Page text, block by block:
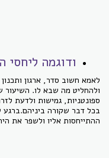
ודוגמה ליחסי
לאמא חשוב סדר, ארגון
ולהחליט מה שבא לו. השיעור
ספונטניות, גמישות ולדעת
בכל דבר שקורה
ההתייחסות אליו ולשפר את